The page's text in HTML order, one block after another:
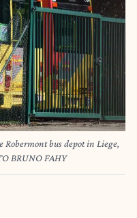
bus depot in Liege,
BRUNO FAHY